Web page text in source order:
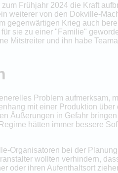
Frühjahr 2024 die Kraft
weiterer von den Dokville-
gegenwärtigen Krieg auch
sie zu einer "Familie"
Mitstreiter und ihn habe
Problem aufmerksam,
mit einer Produktion
Äußerungen in Gefahr
hätten immer bessere
Organisatoren bei der
wollten verhindern,
oder ihren Aufenthaltsort